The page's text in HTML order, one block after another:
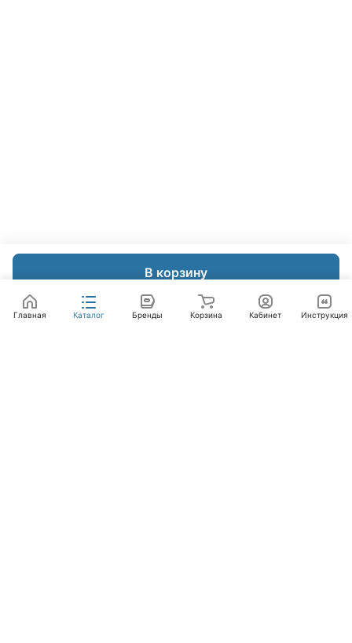
В корзину
Главная Каталог Бренды Корзина Кабинет Инструкция